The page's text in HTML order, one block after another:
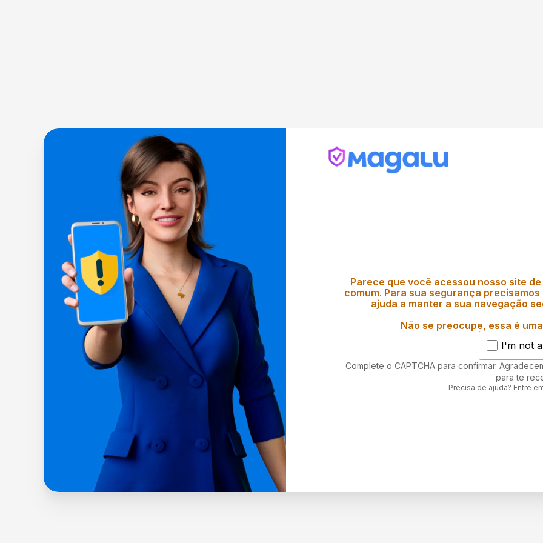
Parece que você acessou nosso site
comum. Para sua segurança
ajuda a manter a sua navegação
Não se preocupe, essa é
I'm not
Complete o CAPTCHA para confirmar.
para te
Precisa de ajuda? Entre